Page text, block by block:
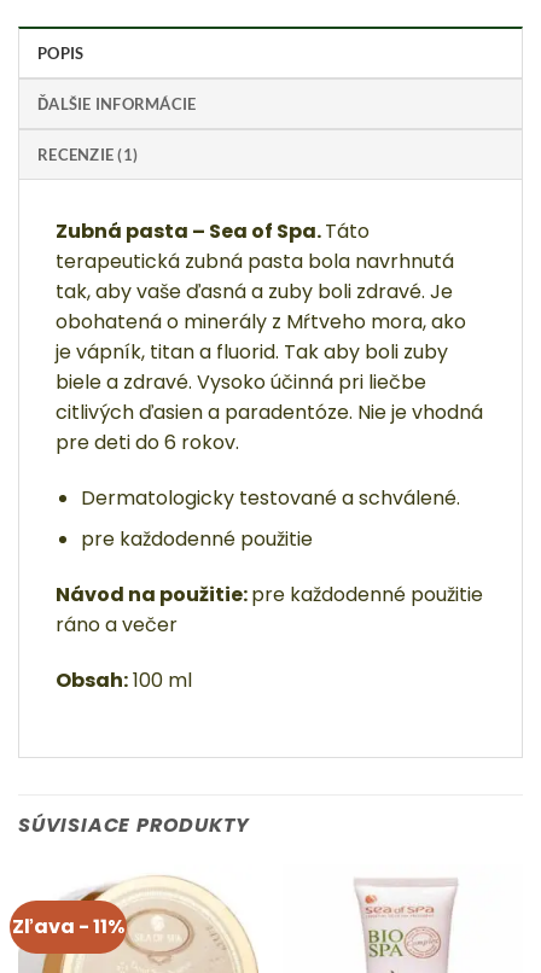
POPIS
ĎALŠIE INFORMÁCIE
RECENZIE (1)
Zubná pasta – Sea of Spa.Táto
terapeutická zubná pasta bola navrhnutá
tak, aby vaše ďasná a zuby boli zdravé. Je
obohatená o minerály z Mŕtveho mora, ako
je vápník, titan a fluorid. Tak aby boli zuby
biele a zdravé. Vysoko účinná pri liečbe
citlivých ďasien a paradentóze. Nie je vhodná
pre deti do 6 rokov.
Dermatologicky testované a schválené.
pre každodenné použitie
Návod na použitie:pre každodenné použitie
ráno a večer
Obsah:100 ml
SÚVISIACE PRODUKTY
Zľava - 11%